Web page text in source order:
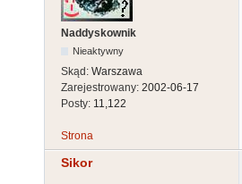
Naddyskownik
Nieaktywny
Skąd: Warszawa
Zarejestrowany: 2002-06-17
Posty: 11,122
Strona
Sikor